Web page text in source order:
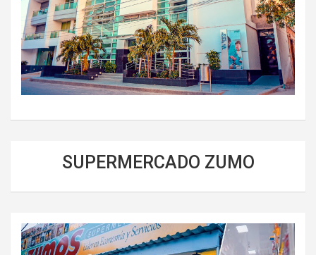
SUPERMERCADO ZUMO